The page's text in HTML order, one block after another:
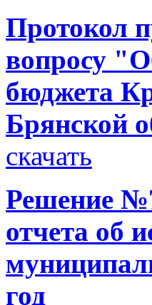
Протокол
вопросу
бюджета
Брянской
скачать
Решение
отчета об
год